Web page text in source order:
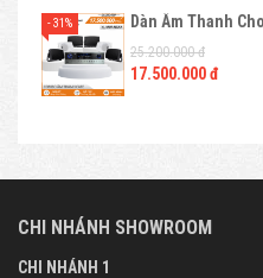
Dàn Âm Thanh
25.200.000 đ
17.500.000 đ
- 31%
CHI NHÁNH SHOWROOM
CHI NHÁNH 1